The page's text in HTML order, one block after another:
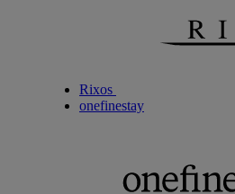
Rixos
onefinestay